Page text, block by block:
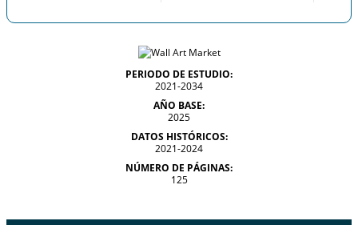
PERIODO DE ESTUDIO:
2021-2034
AÑO BASE:
2025
DATOS HISTÓRICOS:
2021-2024
NÚMERO DE PÁGINAS:
125